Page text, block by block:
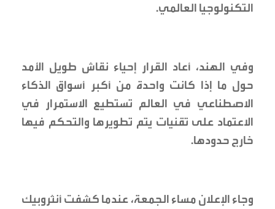
التكنولوجيا العالمي.
وفي الهند، أعاد القرار إحياء نقاش طويل الأمد
حول ما إذا كانت واحدة من أكبر أسواق الذكاء
الاصطناعي في العالم تستطيع الاستمرار في
الاعتماد على تقنيات يتم تطويرها والتحكم فيها
خارج حدودها.
وجاء الإعلان مساء الجمعة، عندما كشفت أنثروبيك